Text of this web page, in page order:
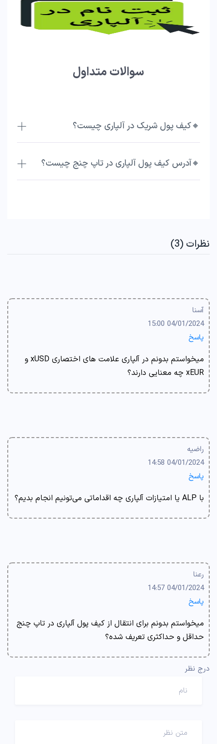
سوالات متداول
🔸کیف پول شریک در آلپاری چیست؟
🔸آدرس کیف پول آلپاری در تاپ چنج چیست؟
نظرات (3)
آسنا
04/01/2024 15:00
پاسخ
میخواستم بدونم در آلپاری علامت های اختصاری xUSD و
xEUR چه معنایی دارند؟
راضیه
04/01/2024 14:58
پاسخ
با ALP یا امتیازات آلپاری چه اقداماتی می‌تونیم انجام بدیم؟
رعنا
04/01/2024 14:57
پاسخ
میخواستم بدونم برای انتقال از کیف پول آلپاری در تاپ چنج
حداقل و حداکثری تعریف شده؟
درج نظر